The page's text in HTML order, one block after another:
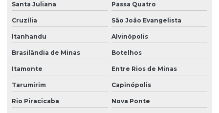
Santa Juliana Passa Quatro
Cruzília São João Evangelista
Itanhandu Alvinópolis
Brasilândia de Minas Botelhos
Itamonte Entre Rios de Minas
Tarumirim Capinópolis
Rio Piracicaba Nova Ponte